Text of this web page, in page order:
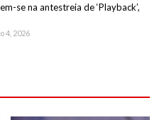
se na antestreia de ‘Playback’,
4, 2026